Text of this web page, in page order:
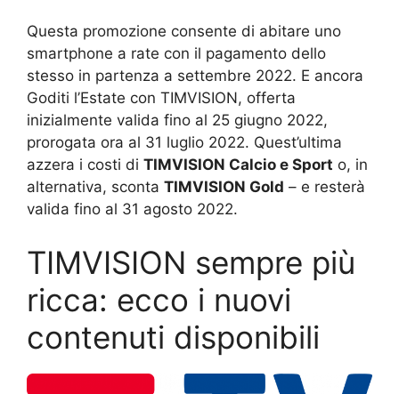
Questa promozione consente di abitare uno
smartphone a rate con il pagamento dello
stesso in partenza a settembre 2022. E ancora
Goditi l’Estate con TIMVISION, offerta
inizialmente valida fino al 25 giugno 2022,
prorogata ora al 31 luglio 2022. Quest’ultima
azzera i costi di TIMVISION Calcio e Sport o, in
alternativa, sconta TIMVISION Gold – e resterà
valida fino al 31 agosto 2022.
TIMVISION sempre più
ricca: ecco i nuovi
contenuti disponibili